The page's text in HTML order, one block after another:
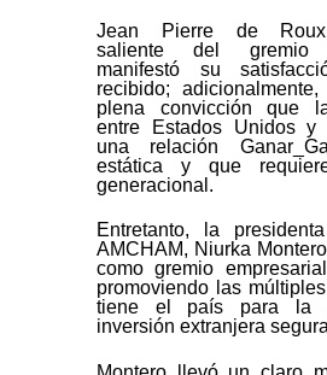
Jean Pierre de
saliente del gremio
manifestó su
recibido;
plena convicción que
entre Estados Unidos y
una relación
estática y que
generacional.
Entretanto, la
AMCHAM, Niurka
como gremio
promoviendo las
tiene el país para la
inversión extranjera